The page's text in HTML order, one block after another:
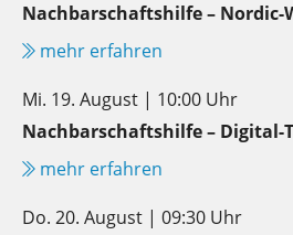
Nachbarschaftshilfe – Nordic-
mehr erfahren
Mi. 19. August | 10:00 Uhr
Nachbarschaftshilfe – Digital-
mehr erfahren
Do. 20. August | 09:30 Uhr